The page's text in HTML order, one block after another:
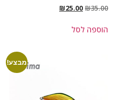
₪35.00
₪25.00
הוספה לסל
מבצע!